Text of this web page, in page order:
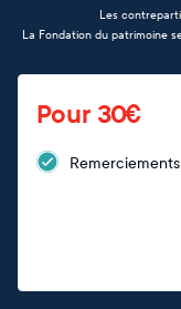
Les
La Fondation du patrimoine
Pour 30€